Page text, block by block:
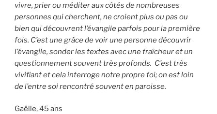
vivre, prier ou méditer aux côtés de nombreuses
personnes qui cherchent, ne croient plus ou pas ou
bien qui découvrent l’évangile parfois pour la première
fois. C’est une grâce de voir une personne découvrir
l’évangile, sonder les textes avec une fraîcheur et un
questionnement souvent très profonds. C’est très
vivifiant et cela interroge notre propre foi; on est loin
de l’entre soi rencontré souvent en paroisse.
Gaëlle, 45 ans